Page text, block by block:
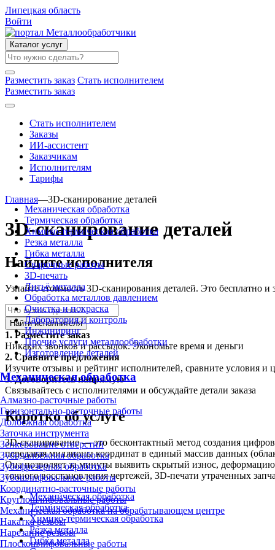
Липецкая область
Войти
Каталог услуг
Разместить заказ Стать исполнителем
Разместить заказ
Стать исполнителем
Заказы
ИИ-ассистент
Заказчикам
Исполнителям
Тарифы
Механическая обработка
Термическая обработка
Химико-термическая обработка
Резка металла
Гибка металла
Сварочные работы
3D-печать
Литьё металла
Обработка металлов давлением
Очистка и покраска
Лаборатория и контроль
Инжиниринг
Прочие услуги металлообработки
Изготовление деталей
Механическая обработка
Алмазно-расточные работы
Горизонтально-расточные работы
Долбёжная обработка
Заточка инструмента
Зенкерование отверстий
Зубодолбёжная обработка
Зубофрезерная обработка
Зубошлифовальные работы
Координатно-расточные работы
Круглошлифовальные работы
Механическая обработка на обрабатывающем центре
Накатка резьбы
Нарезание резьбы
Плоскошлифовальные работы
Главная—3D-сканирование деталей
3D-сканирование деталей
Найдите исполнителя
Узнайте стоимость 3D-сканирования деталей. Это бесплатно и
Найти исполнителя
1. Разместите заказ
Никаких звонков и рассылок. Экономьте время и деньги
2. Сравните предложения
Изучите отзывы и рейтинг исполнителей, сравните условия и
3.Договоритесь напрямую
Связывайтесь с исполнителями и обсуждайте детали заказа
Коротко об услуге
3D-сканирование — это бесконтактный метод создания
передавая миллионы координат в единый массив данных
Она позволяет за минуты выявить скрытый износ,
точного восстановления чертежей, 3D-печати утраченных
Механическая обработка
Термическая обработка
Химико-термическая обработка
Резка металла
Гибка металла